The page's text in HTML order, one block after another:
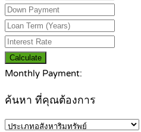
Calculate
Monthly Payment:
ค้นหา ที่คุณต้องการ